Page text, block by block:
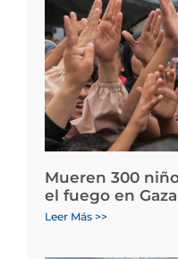
Mueren 300
el fuego en Gaza
Leer Más >>